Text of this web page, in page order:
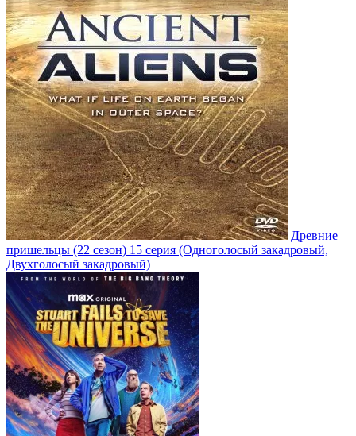
Древние
пришельцы (22 сезон) 15 серия (Одноголосый закадровый,
Двухголосый закадровый)